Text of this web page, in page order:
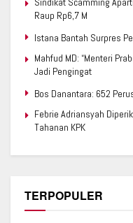
Raup Rp6,7 M
Istana Bantah Surpres
Mahfud MD: “Menteri
Jadi Pengingat
Bos Danantara: 652
Febrie Adriansyah
Tahanan KPK
TERPOPULER